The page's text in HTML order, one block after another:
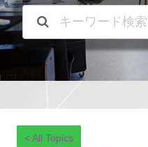
< All Topics